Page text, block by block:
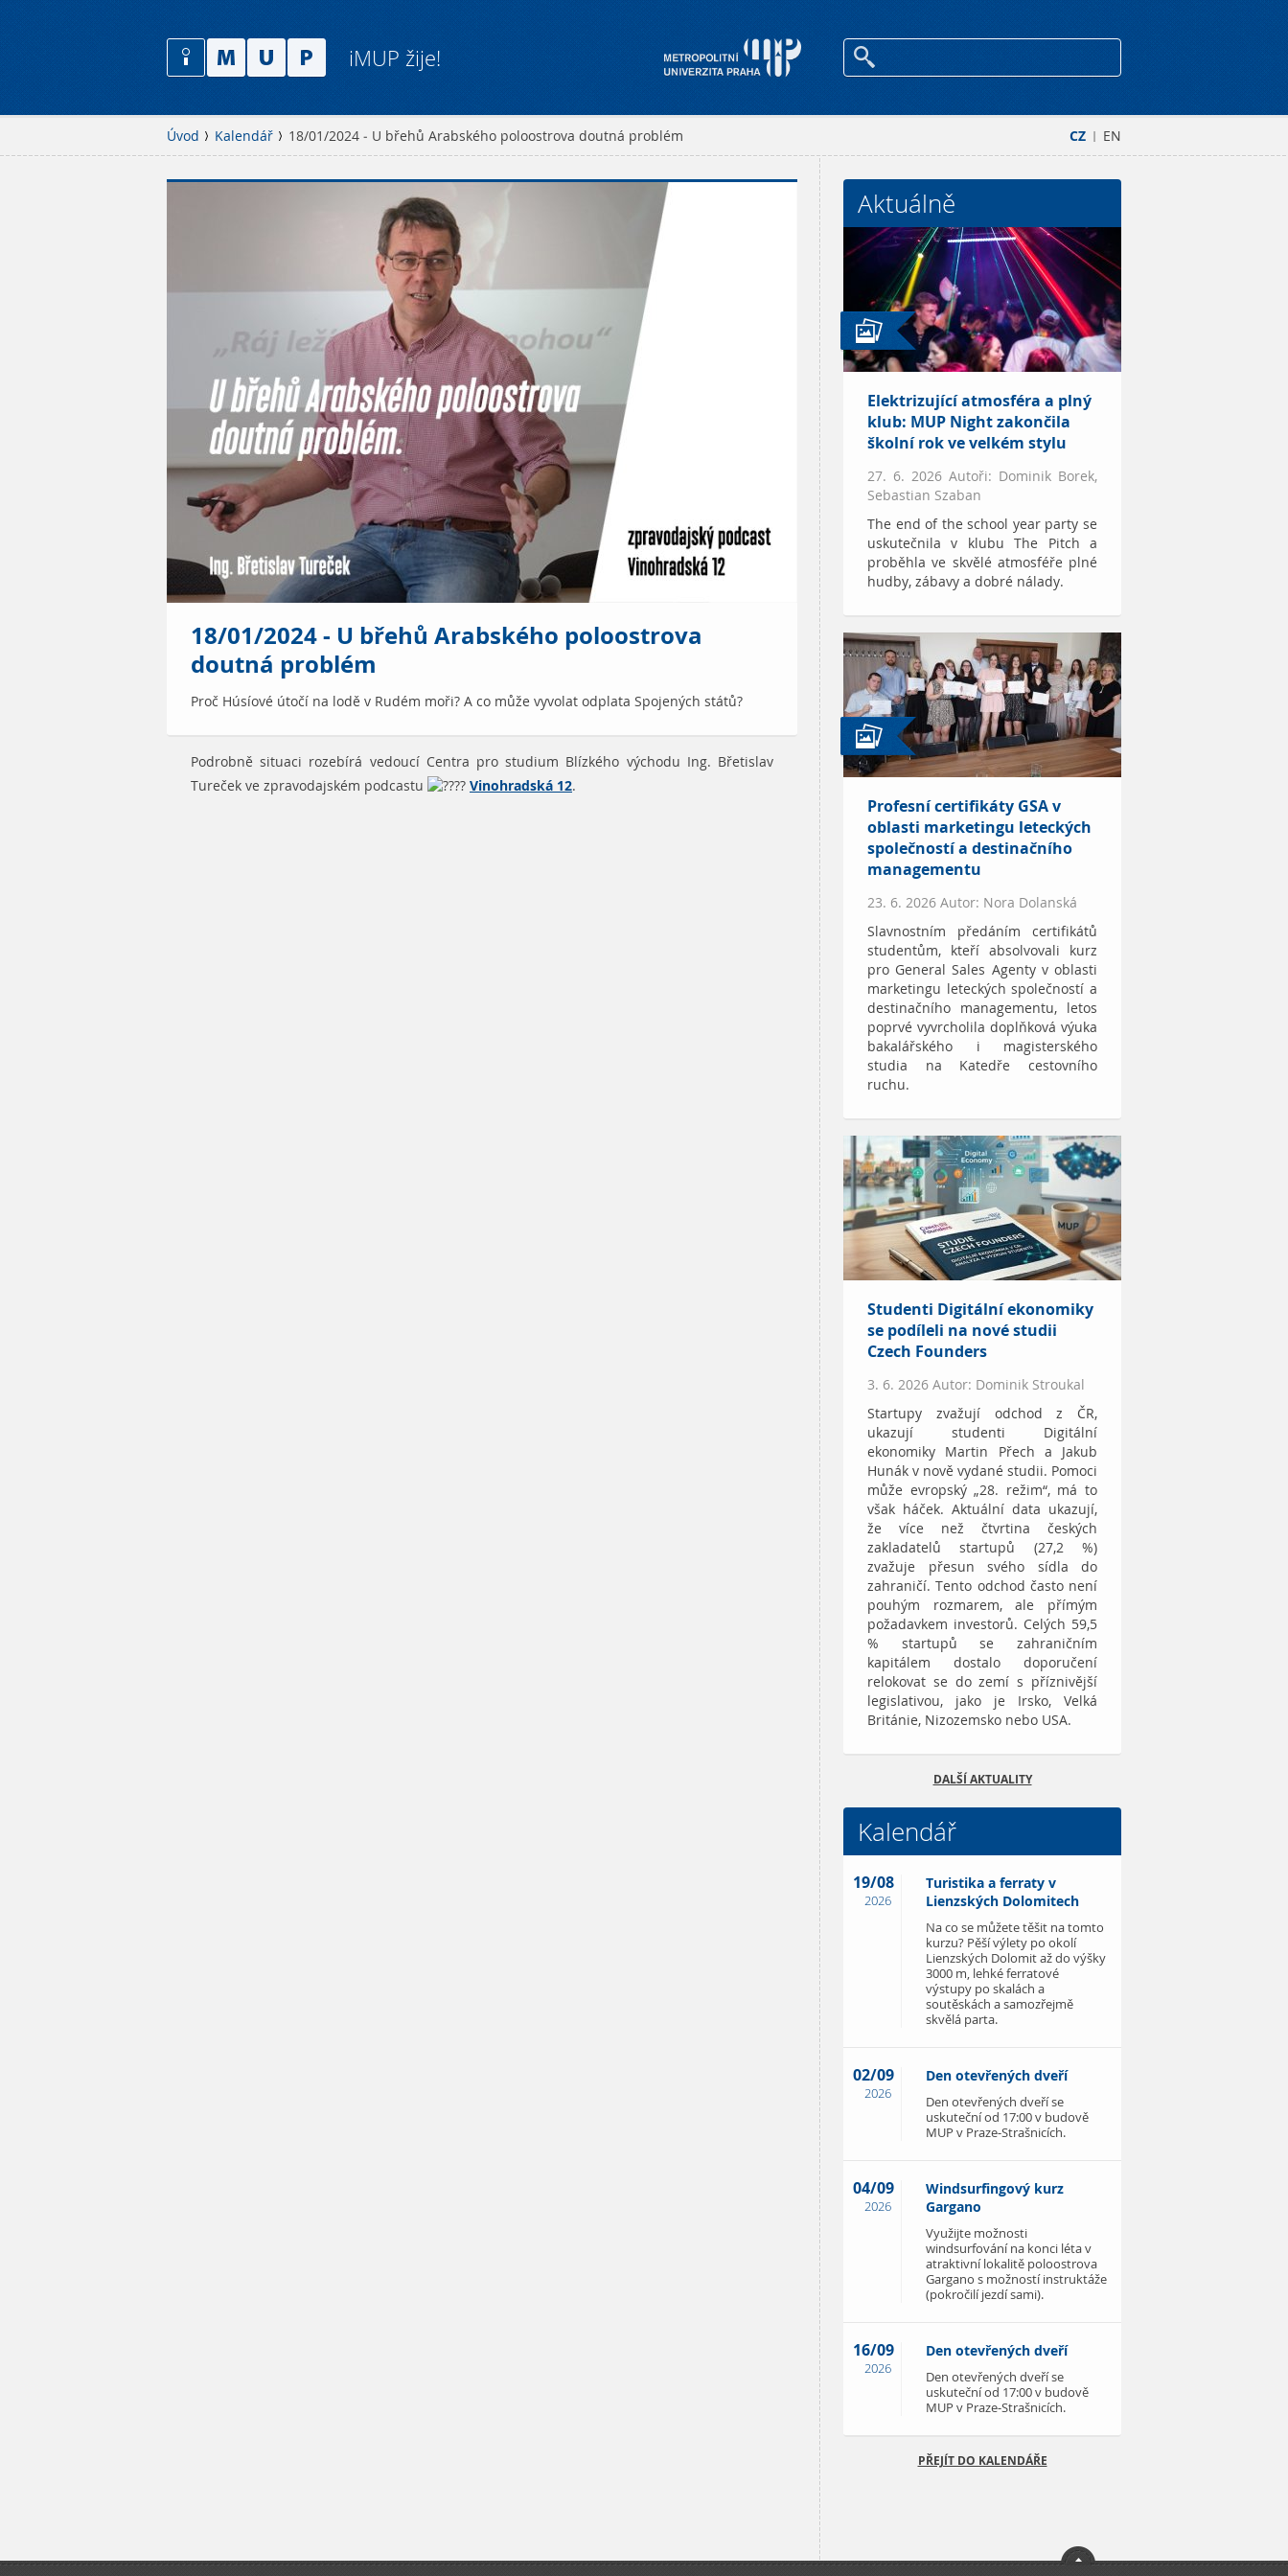
iMUP žije!
CZ | EN
Úvod Kalendář 18/01/2024 - U břehů Arabského poloostrova doutná problém
18/01/2024 - U břehů Arabského poloostrova
doutná problém
Proč Húsíové útočí na lodě v Rudém moři? A co může vyvolat odplata Spojených států?
Podrobně situaci rozebírá vedoucí Centra pro studium Blízkého východu Ing. Břetislav
Tureček ve zpravodajském podcastu
Vinohradská 12.
Aktuálně
Elektrizující atmosféra a plný
klub: MUP Night zakončila
školní rok ve velkém stylu
27. 6. 2026 Autoři: Dominik Borek,
Sebastian Szaban
The end of the school year party se
uskutečnila v klubu The Pitch a
proběhla ve skvělé atmosféře plné
hudby, zábavy a dobré nálady.
Profesní certifikáty GSA v
oblasti marketingu leteckých
společností a destinačního
managementu
23. 6. 2026 Autor: Nora Dolanská
Slavnostním předáním certifikátů
studentům, kteří absolvovali kurz
pro General Sales Agenty v oblasti
marketingu leteckých společností a
destinačního managementu, letos
poprvé vyvrcholila doplňková výuka
bakalářského i magisterského
studia na Katedře cestovního
ruchu.
Studenti Digitální ekonomiky
se podíleli na nové studii
Czech Founders
3. 6. 2026 Autor: Dominik Stroukal
Startupy zvažují odchod z ČR,
ukazují studenti Digitální
ekonomiky Martin Přech a Jakub
Hunák v nově vydané studii. Pomoci
může evropský „28. režim“, má to
však háček. Aktuální data ukazují,
že více než čtvrtina českých
zakladatelů startupů (27,2 %)
zvažuje přesun svého sídla do
zahraničí. Tento odchod často není
pouhým rozmarem, ale přímým
požadavkem investorů. Celých 59,5
% startupů se zahraničním
kapitálem dostalo doporučení
relokovat se do zemí s příznivější
legislativou, jako je Irsko, Velká
Británie, Nizozemsko nebo USA.
DALŠÍ AKTUALITY
Kalendář
19/08
2026
Turistika a ferraty v
Lienzských Dolomitech
Na co se můžete těšit na tomto
kurzu? Pěší výlety po okolí
Lienzských Dolomit až do výšky
3000 m, lehké ferratové
výstupy po skalách a
soutěskách a samozřejmě
skvělá parta.
02/09
2026
Den otevřených dveří
Den otevřených dveří se
uskuteční od 17:00 v budově
MUP v Praze-Strašnicích.
04/09
2026
Windsurfingový kurz
Gargano
Využijte možnosti
windsurfování na konci léta v
atraktivní lokalitě poloostrova
Gargano s možností instruktáže
(pokročilí jezdí sami).
16/09
2026
Den otevřených dveří
Den otevřených dveří se
uskuteční od 17:00 v budově
MUP v Praze-Strašnicích.
PŘEJÍT DO KALENDÁŘE